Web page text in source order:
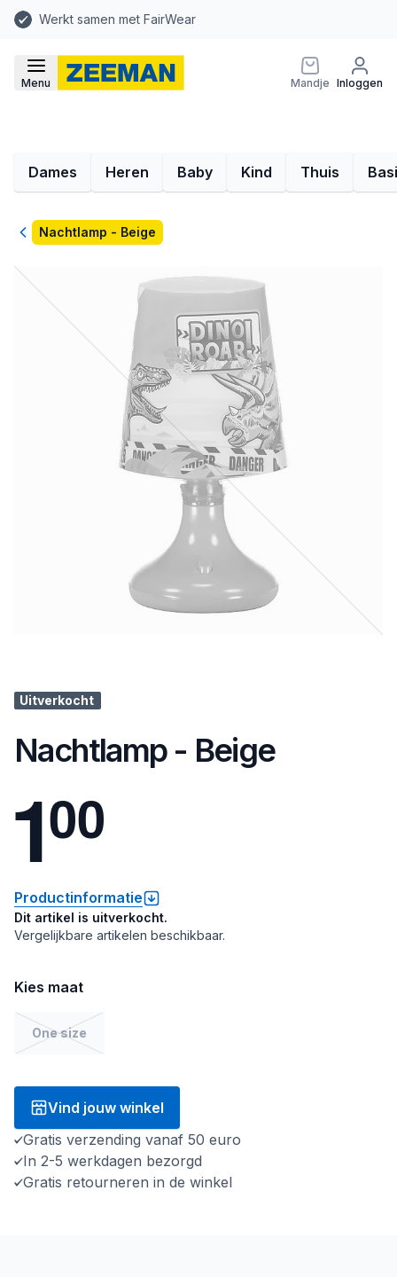
Werkt samen met FairWear
Menu Mandje Inloggen
Dames Heren Baby Kind Thuis
TerugNachtlamp - Beige
Uitverkocht
Nachtlamp - Beige
100
Productinformatie
Dit artikel is uitverkocht.
Vergelijkbare artikelen beschikbaar.
Kies maat
One size
Vind jouw winkel
Gratis verzending vanaf 50 euro
In 2-5 werkdagen bezorgd
Gratis retourneren in de winkel